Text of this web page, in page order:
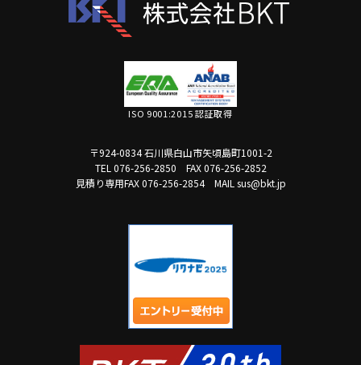
ISO 9001:2015 認証取得
〒924-0834 石川県白山市矢頃島町1001-2
TEL 076-256-2850
FAX 076-256-2852
見積り専用FAX 076-256-2854
MAIL sus@bkt.jp